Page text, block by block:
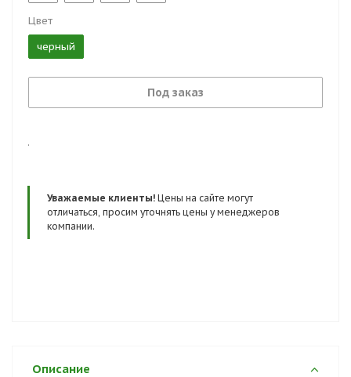
Цвет
черный
Под заказ
.
Уважаемые клиенты! Цены на сайте могут
отличаться, просим уточнять цены у менеджеров
компании.
Описание